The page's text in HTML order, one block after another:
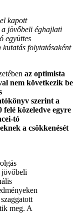
kapott
a jövőbeli éghajlati
együttes
kutatás folytatásaként
az optimista
nem következik be
szerint a
felé közeledve egyre
tó
a csökkenését
jövőbeli
meg. A